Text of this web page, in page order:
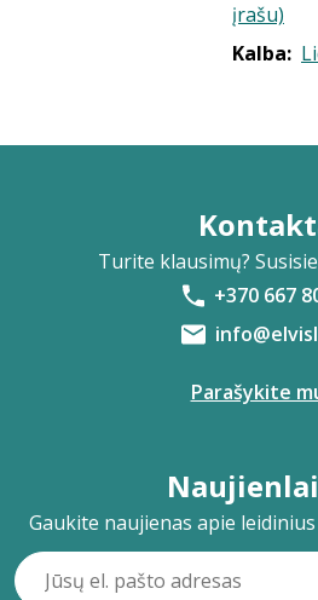
įrašu)
Kalba:
Turite klausimų?
+370 667
Parašykite
Gaukite naujienas apie